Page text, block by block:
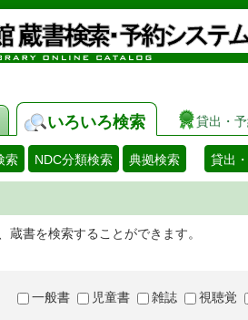
いろいろ検索 貸出・
索 NDC分類検索 典拠検索 貸出
蔵書を検索することができます。
一般書 児童書 雑誌 視聴覚